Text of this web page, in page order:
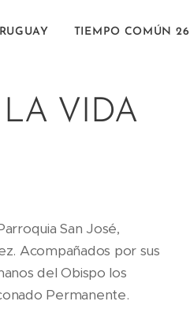
TIEMPO COMÚN 26
VIDA
San José,
Acompañados por sus
del Obispo los
Permanente.